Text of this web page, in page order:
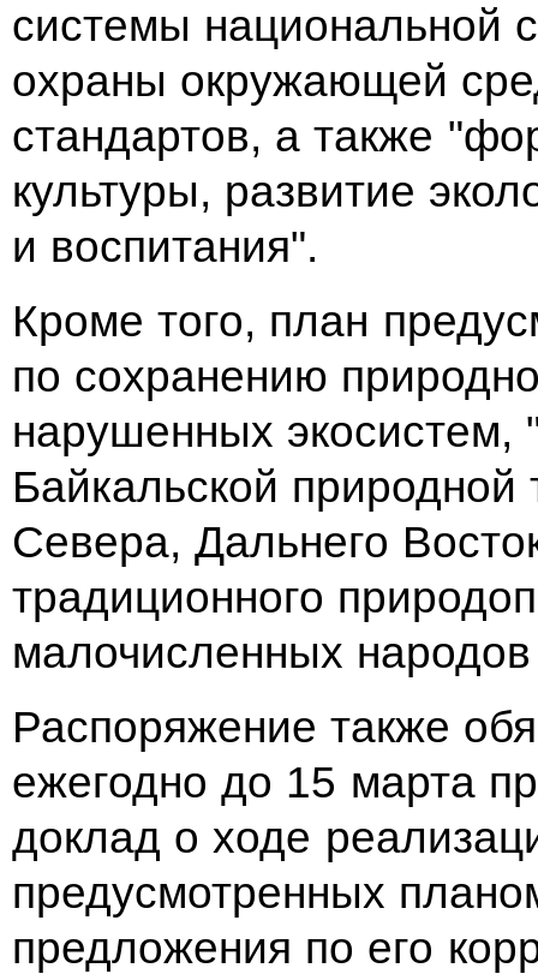
системы национальной
охраны окружающей
стандартов, а также
культуры, развитие
и воспитания".
Кроме того, план
по сохранению
нарушенных
Байкальской природной
Севера, Дальнего
традиционного
малочисленных
Распоряжение также
ежегодно до 15 марта
доклад о ходе
предусмотренных
предложения по его